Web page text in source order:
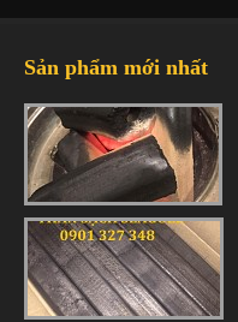
Sản phẩm mới nhất